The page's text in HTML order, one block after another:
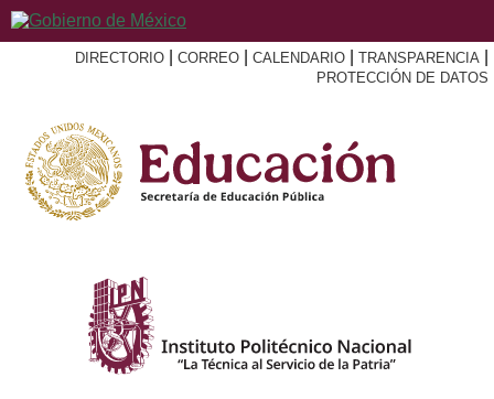
DIRECTORIO CORREO CALENDARIO TRANSPARENCIA
PROTECCIÓN DE DATOS